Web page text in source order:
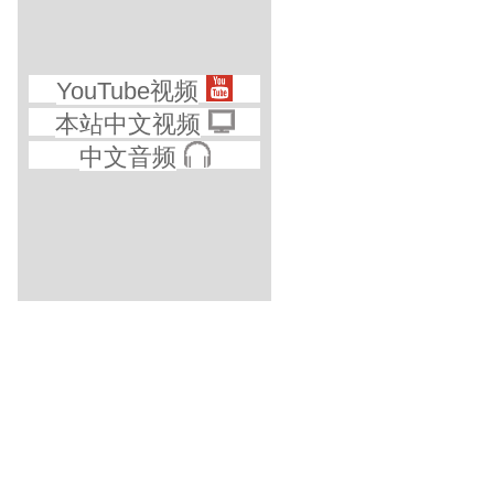
YouTube视频
本站中文视频
中文音频